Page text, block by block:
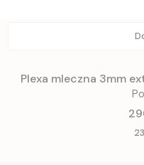
Plexa mleczna 3mm